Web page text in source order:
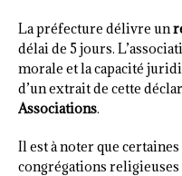
La préfecture délivre un
délai de 5 jours.
morale et la capacité
d’un extrait de cette
Associations.
Il est à noter que
congrégations religieuses